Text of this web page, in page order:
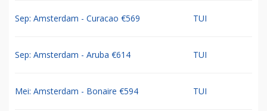
Sep: Amsterdam - Curacao €569 TUI
Sep: Amsterdam - Aruba €614 TUI
Mei: Amsterdam - Bonaire €594 TUI